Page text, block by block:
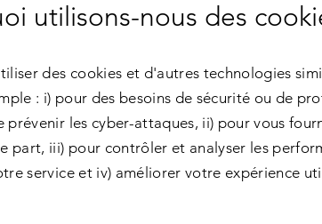
utilisons-nous des
des cookies et d'autres technologies
: i) pour des besoins de sécurité ou de
les cyber-attaques, ii) pour vous
part, iii) pour contrôler et analyser les
service et iv) améliorer votre expérience